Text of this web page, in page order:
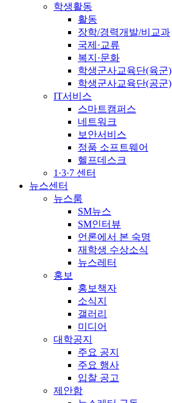
학생활동
활동
장학/경력개발/비교과
국제·교류
복지·문화
학생군사교육단(육군)
학생군사교육단(공군)
IT서비스
스마트캠퍼스
네트워크
보안서비스
정품 소프트웨어
헬프데스크
1·3·7 센터
뉴스센터
뉴스룸
SM뉴스
SM인터뷰
언론에서 본 숙명
재학생 수상소식
뉴스레터
홍보
홍보책자
소식지
갤러리
미디어
대학공지
주요 공지
주요 행사
입찰 공고
제안함